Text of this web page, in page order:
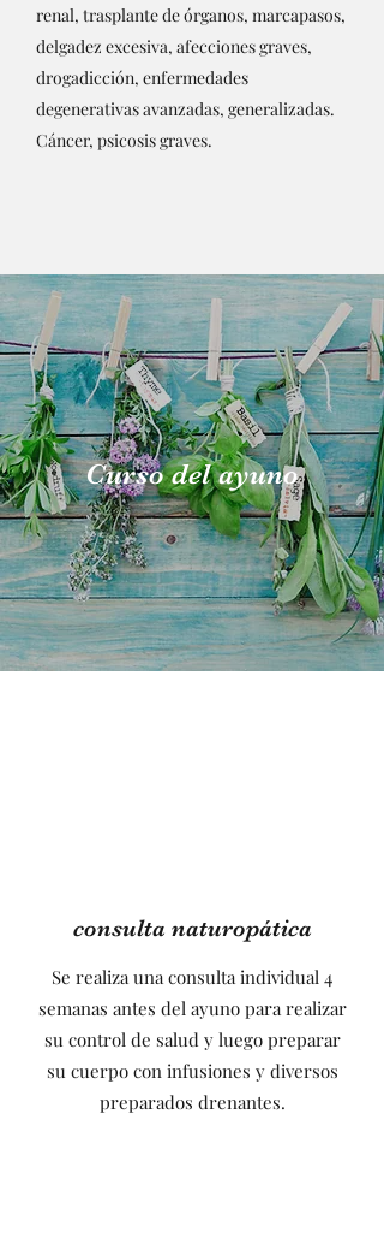
renal, trasplante de órganos, marcapasos,
delgadez excesiva, afecciones graves,
drogadicción, enfermedades
degenerativas avanzadas, generalizadas.
Cáncer, psicosis graves.
Curso del ayuno
consulta naturopática
Se realiza una consulta individual 4
semanas antes del ayuno para realizar
su control de salud y luego preparar
su cuerpo con infusiones y diversos
preparados drenantes.